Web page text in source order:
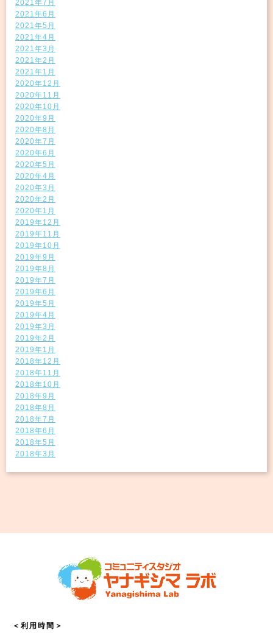
2021年7月
2021年6月
2021年5月
2021年4月
2021年3月
2021年2月
2021年1月
2020年12月
2020年11月
2020年10月
2020年9月
2020年8月
2020年7月
2020年6月
2020年5月
2020年4月
2020年3月
2020年2月
2020年1月
2019年12月
2019年11月
2019年10月
2019年9月
2019年8月
2019年7月
2019年6月
2019年5月
2019年4月
2019年3月
2019年2月
2019年1月
2018年12月
2018年11月
2018年10月
2018年9月
2018年8月
2018年7月
2018年6月
2018年5月
2018年3月
＜利用時間＞